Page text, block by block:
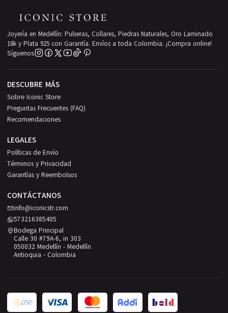
Joyería en Medellín: Pulseras, Collares, Piedras Naturales, Oro Laminado
18k y Plata 925 con Garantía. Envíos a toda Colombia. ¡Compra online!
Síguenos
DESCUBRE MÁS
Sobre Iconic Store
Preguntas Frecuentes (FAQ)
Recomendaciones
LEGALES
Políticas de Envío
Términos y Privacidad
Garantías y Reembolsos
CONTÁCTANOS
info@iconicstr.com
573216385405
Bodega Principal
Calle 30 #79A-6, in 303
050032 Medellín - Medellín
Antioquia - Colombia